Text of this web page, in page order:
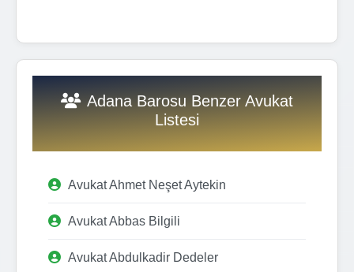
Adana Barosu Benzer Avukat
Listesi
Avukat Ahmet Neşet Aytekin
Avukat Abbas Bilgili
Avukat Abdulkadir Dedeler